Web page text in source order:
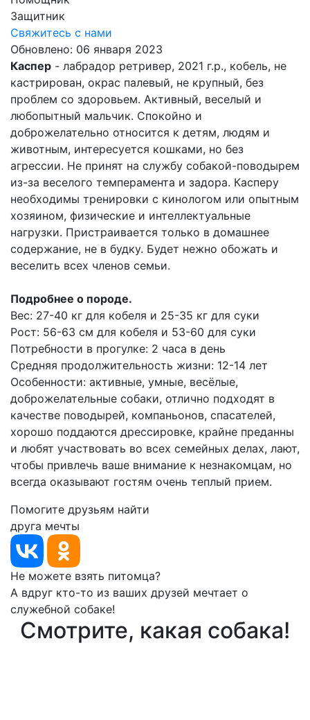
Защитник
Свяжитесь с нами
Обновлено: 06 января 2023
Каспер - лабрадор ретривер, 2021 г.р., кобель, не
кастрирован, окрас палевый, не крупный, без
проблем со здоровьем. Активный, веселый и
любопытный мальчик. Спокойно и
доброжелательно относится к детям, людям и
животным, интересуется кошками, но без
агрессии. Не принят на службу собакой-поводырем
из-за веселого темперамента и задора. Касперу
необходимы тренировки с кинологом или опытным
хозяином, физические и интеллектуальные
нагрузки. Пристраивается только в домашнее
содержание, не в будку. Будет нежно обожать и
веселить всех членов семьи.
Подробнее о породе.
Вес: 27-40 кг для кобеля и 25-35 кг для суки
Рост: 56-63 см для кобеля и 53-60 для суки
Потребности в прогулке: 2 часа в день
Средняя продолжительность жизни: 12-14 лет
Особенности: активные, умные, весёлые,
доброжелательные собаки, отлично подходят в
качестве поводырей, компаньонов, спасателей,
хорошо поддаются дрессировке, крайне преданны
и любят участвовать во всех семейных делах, лают,
чтобы привлечь ваше внимание к незнакомцам, но
всегда оказывают гостям очень теплый прием.
Помогите друзьям найти
друга мечты
Не можете взять питомца?
А вдруг кто-то из ваших друзей мечтает о
служебной собаке!
Смотрите, какая собака!